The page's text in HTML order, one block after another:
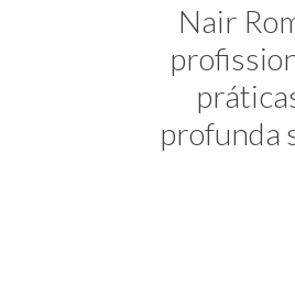
Nair
profunda
A Nair é
minha